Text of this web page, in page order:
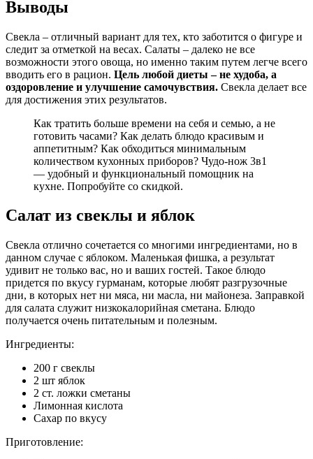
Выводы
Свекла – отличный вариант для тех, кто заботится о фигуре и
следит за отметкой на весах. Салаты – далеко не все
возможности этого овоща, но именно таким путем легче всего
вводить его в рацион. Цель любой диеты – не худоба, а
оздоровление и улучшение самочувствия. Свекла делает все
для достижения этих результатов.
Как тратить больше времени на себя и семью, а не
готовить часами? Как делать блюдо красивым и
аппетитным? Как обходиться минимальным
количеством кухонных приборов? Чудо-нож 3в1
— удобный и функциональный помощник на
кухне. Попробуйте со скидкой.
Салат из свеклы и яблок
Свекла отлично сочетается со многими ингредиентами, но в
данном случае с яблоком. Маленькая фишка, а результат
удивит не только вас, но и ваших гостей. Такое блюдо
придется по вкусу гурманам, которые любят разгрузочные
дни, в которых нет ни мяса, ни масла, ни майонеза. Заправкой
для салата служит низкокалорийная сметана. Блюдо
получается очень питательным и полезным.
Ингредиенты:
200 г свеклы
2 шт яблок
2 ст. ложки сметаны
Лимонная кислота
Сахар по вкусу
Приготовление: